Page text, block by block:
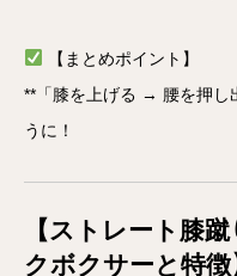
【まとめポイント】
**「膝を上げる → 腰を押し
うに！
【ストレート膝
クボクサーと特徴